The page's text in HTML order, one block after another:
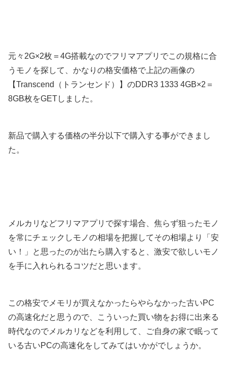
元々2G×2枚＝4G搭載なのでフリマアプリでこの規格に合
うモノを探して、かなりの格安価格で上記の画像の
【Transcend（トランセンド）】のDDR3 1333 4GB×2＝
8GB枚をGETしました。
新品で購入する価格の半分以下で購入する事ができまし
た。
メルカリなどフリマアプリで探す場合、焦らず狙ったモノ
を常にチェックしモノの相場を把握してその相場より「安
い！」と思ったのが出たら購入すると、激安で欲しいモノ
を手に入れられるコツだと思います。
この格安でメモリが買えなかったらやらなかった古いPC
の高速化だと思うので、こういった買い物をお得に出来る
時代なのでメルカリなどを利用して、ご自身の家で眠って
いる古いPCの高速化をしてみてはいかがでしょうか。